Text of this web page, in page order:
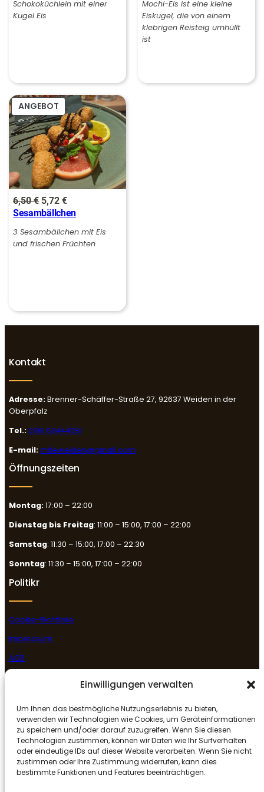
Einwilligungen verwalten
Um Ihnen das bestmögliche Nutzungserlebnis zu bieten,
verwenden wir Technologien wie Cookies, um Geräteinformationen
zu speichern und/oder darauf zuzugreifen. Wenn Sie diesen
Technologien zustimmen, können wir Daten wie Ihr Surfverhalten
oder eindeutige IDs auf dieser Website verarbeiten. Wenn Sie nicht
zustimmen oder Ihre Zustimmung widerrufen, kann dies
bestimmte Funktionen und Features beeinträchtigen.
:
0
€
8,00 €
Schokoküchlein mit einer
Kugel Eis
8,00 €7,04 €.
Mochi-Eis ist eine kleine
Eiskugel, die von einem
klebrigen Reisteig umhüllt
ist
ANGEBOTPRODUKT
IM
ANGEBOT
6,50€ Ursprünglicher
Preis
war:
6,50 €
5,72€Aktueller
Preis
ist:
5,72 €.
Sesambällchen
3 Sesambällchen mit Eis
und frischen Früchten
Kontakt
Adresse:Brenner-Schäffer-Straße 27, 92637 Weiden in der
Oberpfalz
Tel.:0961 63444081
E-mail:mrleweiden@gmail.com
Öffnungszeiten
Montag:17:00 – 22:00
Dienstag bis Freitag: 11:00 – 15:00, 17:00 – 22:00
Samstag: 11:30 – 15:00, 17:00 – 22:30
Sonntag: 11:30 – 15:00, 17:00 – 22:00
Politikr
Cookie-Richtlinie
Impressum
AGB
Folge uns
InstagramGoogle